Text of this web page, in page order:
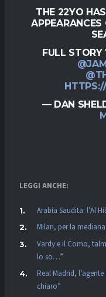
THE 22YO
APPEARANCES
FULL
— DAN
LEGGI ANCHE:
Arabia Saudita: l’Al
Milan, per la
Vardy e il Como,
lo so…”
Real Madrid,
chiaro”